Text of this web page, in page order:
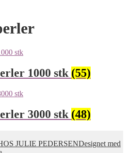
1000 stk (55)
3000 stk (48)
JULIE PEDERSENDesignet med